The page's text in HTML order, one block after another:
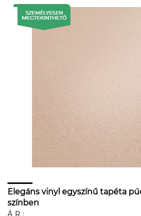
Elegáns vinyl egyszínű tapéta
színben
ÁR: